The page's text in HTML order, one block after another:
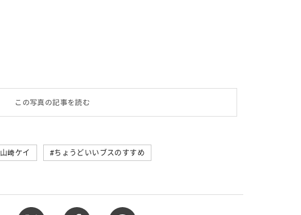
この写真の記事を読む
山﨑ケイ ちょうどいいブスのすすめ